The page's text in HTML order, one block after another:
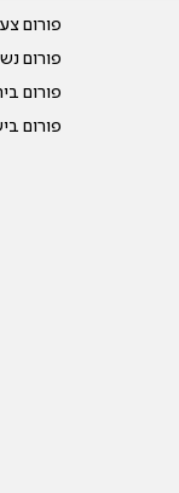
פורום
פורום
פורום
פורום